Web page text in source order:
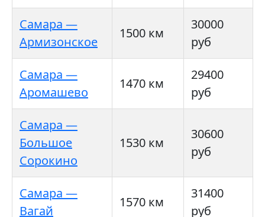
Самара —
Армизонское
1500 км
30000
руб
Самара —
Аромашево
1470 км
29400
руб
Самара —
Большое
Сорокино
1530 км
30600
руб
Самара —
Вагай
1570 км
31400
руб